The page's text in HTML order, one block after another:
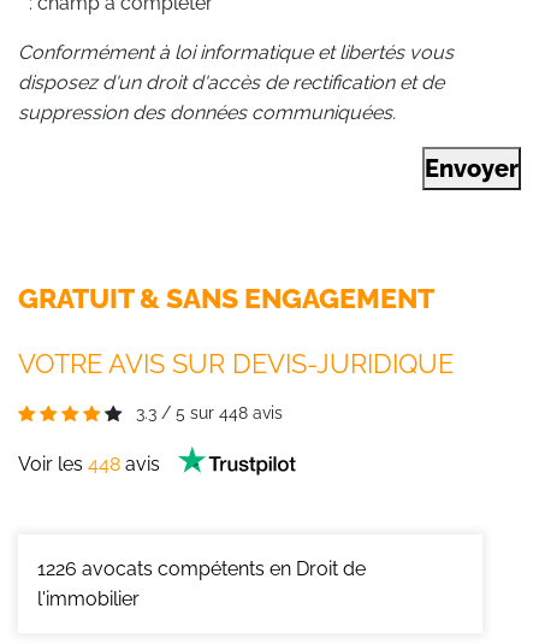
Conformément à loi informatique et libertés vous
disposez d'un droit d'accès de rectification et de
suppression des données communiquées.
Envoyer
GRATUIT & SANS ENGAGEMENT
VOTRE AVIS SUR DEVIS-JURIDIQUE
3.3 / 5 sur 448 avis
Voir les 448 avis
1226 avocats compétents en Droit de
l'immobilier